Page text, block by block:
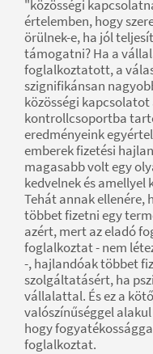
"közösségi
értelemben, hogy
örülnek-e, ha jól
támogatni? Ha a
foglalkoztatott, a
szignifikánsan
közösségi
kontrollcsoportba
eredményeink
emberek fizetési
magasabb volt egy
kedvelnek és amellyel
Tehát annak ellenére,
többet fizetni egy
azért, mert az eladó
foglalkoztat - nem
-, hajlandóak többet
szolgáltatásért, ha
vállalattal. És ez a
valószínűséggel
hogy
foglalkoztat.